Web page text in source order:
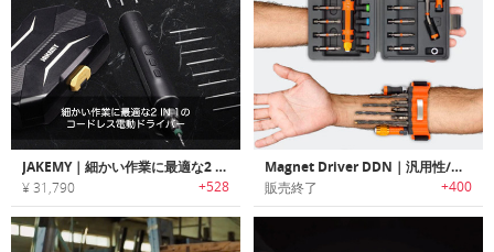
JAKEMY｜細かい作業に最適な2 IN 1のコードレス電動ドライバー「ジェークミー」
¥ 31,790 +528
Magnet Driver DDN｜汎用性/機能性に優れたコンパクトなDIYツールセット「マグネットドライバーDDN」
販売終了 +400